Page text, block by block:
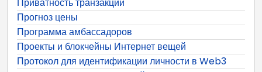
Прогноз цены
Программа амбассадоров
Проекты и блокчейны Интернет вещей
Протокол для идентификации личности в Web3